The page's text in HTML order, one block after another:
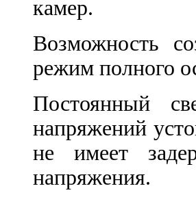
камер.
Возможность
режим полного
Постоянный
напряжений
не имеет
напряжения.